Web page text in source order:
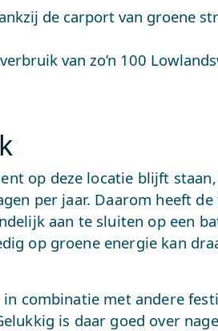
de carport van groene
van zo’n 100
op deze locatie blijft
per jaar. Daarom heeft
aan te sluiten op een
op groene energie kan
combinatie met andere
is daar goed over